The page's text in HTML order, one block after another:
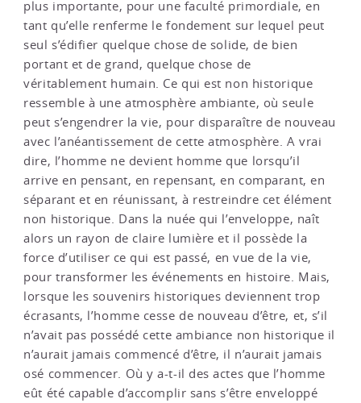
plus importante, pour une faculté primordiale, en
tant qu’elle renferme le fondement sur lequel peut
seul s’édifier quelque chose de solide, de bien
portant et de grand, quelque chose de
véritablement humain. Ce qui est non historique
ressemble à une atmosphère ambiante, où seule
peut s’engendrer la vie, pour disparaître de nouveau
avec l’anéantissement de cette atmosphère. A vrai
dire, l’homme ne devient homme que lorsqu’il
arrive en pensant, en repensant, en comparant, en
séparant et en réunissant, à restreindre cet élément
non historique. Dans la nuée qui l’enveloppe, naît
alors un rayon de claire lumière et il possède la
force d’utiliser ce qui est passé, en vue de la vie,
pour transformer les événements en histoire. Mais,
lorsque les souvenirs historiques deviennent trop
écrasants, l’homme cesse de nouveau d’être, et, s’il
n’avait pas possédé cette ambiance non historique il
n’aurait jamais commencé d’être, il n’aurait jamais
osé commencer. Où y a-t-il des actes que l’homme
eût été capable d’accomplir sans s’être enveloppé